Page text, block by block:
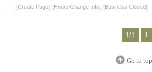
[Create Page] [Hours/Change Info] [Business Closed]
1/1 1
Go to top